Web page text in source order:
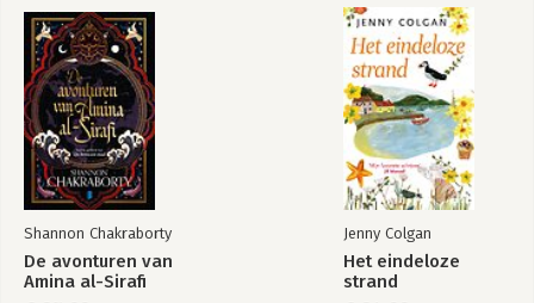
Shannon Chakraborty
De avonturen van
Amina al-Sirafi
Jenny Colgan
Het eindeloze
strand